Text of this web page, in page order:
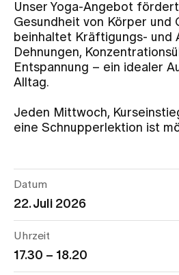
Aufenthalt
Team
Über uns
Aktuelles
Unser Yoga-Angebot
Gesundheit von Körper und
beinhaltet Kräftigungs- und
Dehnungen,
Entspannung – ein idealer
Alltag.
Jeden Mittwoch,
eine Schnupperlektion ist
Datum
22. Juli 2026
Uhrzeit
17.30 – 18.20